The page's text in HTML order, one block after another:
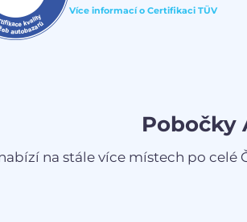
Více informací o Certifikaci TÜV
Pobočky
na stále více místech po